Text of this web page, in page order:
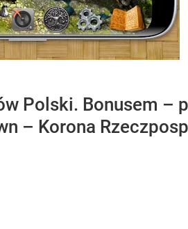
Polski. Bonusem –
– Korona